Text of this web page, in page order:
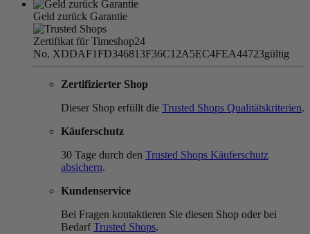
Geld zurück Garantie
Zertifikat für Timeshop24
No. XDDAF1FD346813F36C12A5EC4FEA44723gültig
Zertifizierter Shop
Dieser Shop erfüllt die Trusted Shops Qualitätskriterien.
Käuferschutz
30 Tage durch den Trusted Shops Käuferschutz
absichern.
Kundenservice
Bei Fragen kontaktieren Sie diesen Shop oder bei
BedarfTrusted Shops.